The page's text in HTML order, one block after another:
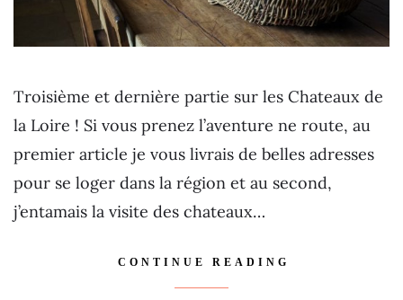
Troisième et dernière partie sur les Chateaux de
la Loire ! Si vous prenez l’aventure ne route, au
premier article je vous livrais de belles adresses
pour se loger dans la région et au second,
j’entamais la visite des chateaux…
CONTINUE READING